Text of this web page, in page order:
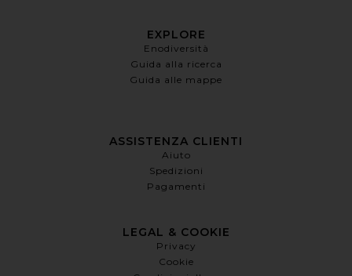
EXPLORE
Enodiversità
Guida alla ricerca
Guida alle mappe
ASSISTENZA CLIENTI
Aiuto
Spedizioni
Pagamenti
LEGAL & COOKIE
Privacy
Cookie